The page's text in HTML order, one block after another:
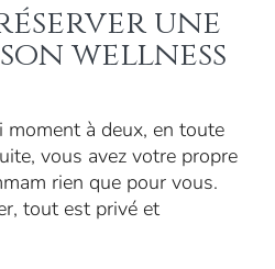
une
wellness
moment à deux, en toute
vous avez votre propre
rien que pour vous.
tout est privé et